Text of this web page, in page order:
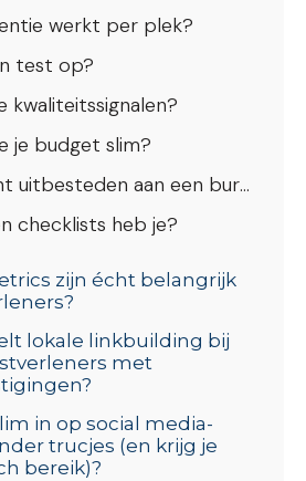
werkt per plek?
test op?
kwaliteitssignalen?
je budget slim?
Wanneer loont uitbesteden aan een bureau?
checklists heb je?
zijn écht belangrijk
lokale linkbuilding bij
met
in op social media-
trucjes (en krijg je
bereik)?